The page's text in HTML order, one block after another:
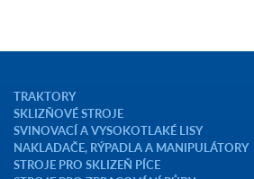
TRAKTORY
SKLIZŇOVÉ STROJE
SVINOVACÍ A VYSOKOTLAKÉ LISY
NAKLADAČE, RÝPADLA A MANIPULÁTORY
STROJE PRO SKLIZEŇ PÍCE